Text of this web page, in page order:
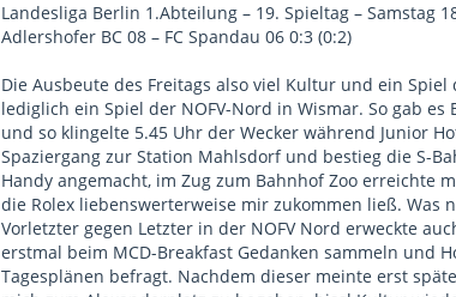
Landesliga Berlin 1.Abteilung – 19. Spieltag – Samstag
Adlershofer BC 08 – FC Spandau 06 0:3 (0:2)
Die Ausbeute des Freitags also viel Kultur und ein
lediglich ein Spiel der NOFV-Nord in Wismar. So gab
und so klingelte 5.45 Uhr der Wecker während Junior
Spaziergang zur Station Mahlsdorf und bestieg die S-
Handy angemacht, im Zug zum Bahnhof Zoo erreichte
die Rolex liebenswerterweise mir zukommen ließ. Was
Vorletzter gegen Letzter in der NOFV Nord erweckte
erstmal beim MCD-Breakfast Gedanken sammeln und
Tagesplänen befragt. Nachdem dieser meinte erst